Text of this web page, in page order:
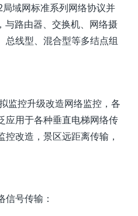
域网标准系列网络协议并
与路由器、交换机、网络摄
总线型、混合型等多结点组
监控升级改造网络监控，各
应用于各种垂直电梯网络传
改造，景区远距离传输，
信号传输：